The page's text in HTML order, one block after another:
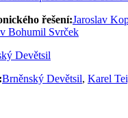
řešení:Jaroslav
Bohumil Svrček
Devětsil
Brněnský Devětsil, Karel